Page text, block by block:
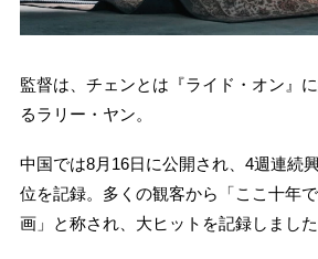
監督は、チェンとは『ライド・オン』
るラリー・ヤン。
中国では8月16日に公開され、4週連続
位を記録。多くの観客から「ここ十年
画」と称され、大ヒットを記録しました